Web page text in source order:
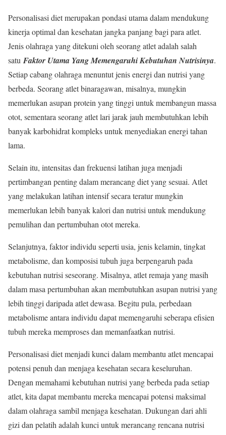
Personalisasi diet merupakan pondasi utama dalam mendukung
kinerja optimal dan kesehatan jangka panjang bagi para atlet.
Jenis olahraga yang ditekuni oleh seorang atlet adalah salah
satu Faktor Utama Yang Memengaruhi Kebutuhan Nutrisinya.
Setiap cabang olahraga menuntut jenis energi dan nutrisi yang
berbeda. Seorang atlet binaragawan, misalnya, mungkin
memerlukan asupan protein yang tinggi untuk membangun massa
otot, sementara seorang atlet lari jarak jauh membutuhkan lebih
banyak karbohidrat kompleks untuk menyediakan energi tahan
lama.
Selain itu, intensitas dan frekuensi latihan juga menjadi
pertimbangan penting dalam merancang diet yang sesuai. Atlet
yang melakukan latihan intensif secara teratur mungkin
memerlukan lebih banyak kalori dan nutrisi untuk mendukung
pemulihan dan pertumbuhan otot mereka.
Selanjutnya, faktor individu seperti usia, jenis kelamin, tingkat
metabolisme, dan komposisi tubuh juga berpengaruh pada
kebutuhan nutrisi seseorang. Misalnya, atlet remaja yang masih
dalam masa pertumbuhan akan membutuhkan asupan nutrisi yang
lebih tinggi daripada atlet dewasa. Begitu pula, perbedaan
metabolisme antara individu dapat memengaruhi seberapa efisien
tubuh mereka memproses dan memanfaatkan nutrisi.
Personalisasi diet menjadi kunci dalam membantu atlet mencapai
potensi penuh dan menjaga kesehatan secara keseluruhan.
Dengan memahami kebutuhan nutrisi yang berbeda pada setiap
atlet, kita dapat membantu mereka mencapai potensi maksimal
dalam olahraga sambil menjaga kesehatan. Dukungan dari ahli
gizi dan pelatih adalah kunci untuk merancang rencana nutrisi